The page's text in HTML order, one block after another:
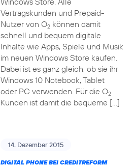
Vertragskunden und Prepaid-
Nutzer von O2können damit
schnell und bequem digitale
Inhalte wie Apps, Spiele und Musik
im neuen Windows Store kaufen.
Dabei ist es ganz gleich, ob sie ihr
Windows 10 Notebook, Tablet
oder PC verwenden. Für die O2
Kunden ist damit die bequeme […]
14. Dezember 2015
DIGITAL PHONE BEI CREDITREFORM